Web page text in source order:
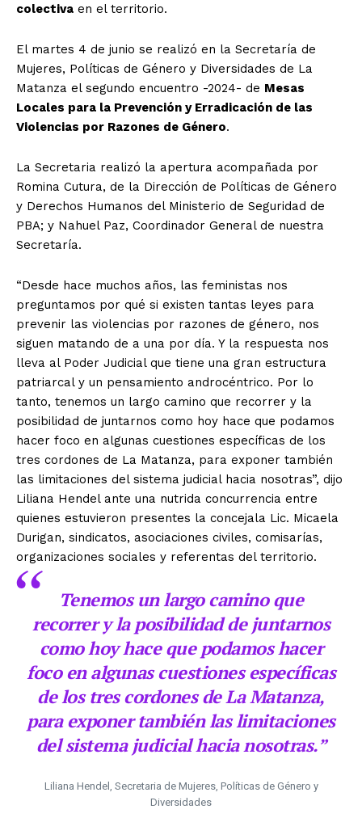
colectiva en el territorio.
El martes 4 de junio se realizó en la Secretaría de
Mujeres, Políticas de Género y Diversidades de La
Matanza el segundo encuentro -2024- de Mesas
Locales para la Prevención y Erradicación de las
Violencias por Razones de Género.
La Secretaria realizó la apertura acompañada por
Romina Cutura, de la Dirección de Políticas de Género
y Derechos Humanos del Ministerio de Seguridad de
PBA; y Nahuel Paz, Coordinador General de nuestra
Secretaría.
“Desde hace muchos años, las feministas nos
preguntamos por qué si existen tantas leyes para
prevenir las violencias por razones de género, nos
siguen matando de a una por día. Y la respuesta nos
lleva al Poder Judicial que tiene una gran estructura
patriarcal y un pensamiento androcéntrico. Por lo
tanto, tenemos un largo camino que recorrer y la
posibilidad de juntarnos como hoy hace que podamos
hacer foco en algunas cuestiones específicas de los
tres cordones de La Matanza, para exponer también
las limitaciones del sistema judicial hacia nosotras”, dijo
Liliana Hendel ante una nutrida concurrencia entre
quienes estuvieron presentes la concejala Lic. Micaela
Durigan, sindicatos, asociaciones civiles, comisarías,
organizaciones sociales y referentas del territorio.
Tenemos un largo camino que
recorrer y la posibilidad de juntarnos
como hoy hace que podamos hacer
foco en algunas cuestiones específicas
de los tres cordones de La Matanza,
para exponer también las limitaciones
del sistema judicial hacia nosotras.”
Liliana Hendel, Secretaria de Mujeres, Políticas de Género y
Diversidades